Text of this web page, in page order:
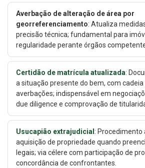
Averbação de alteração de área por
georreferenciamento: Atualiza
precisão técnica; fundamental para
regularidade perante órgãos
Certidão de matrícula atualizada:
a situação presente do bem, com cadeia
averbações; indispensável em
due diligence e comprovação de
Usucapião extrajudicial :
aquisição de propriedade quando
legais; via célere com participação de
concordância de confrontantes.